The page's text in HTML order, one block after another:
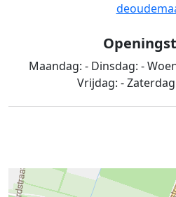
Maandag: - Dinsdag: -
Vrijdag: -